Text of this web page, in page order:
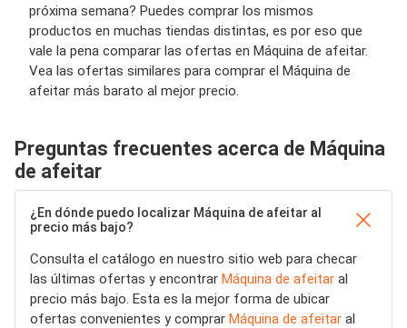
próxima semana? Puedes comprar los mismos
productos en muchas tiendas distintas, es por eso que
vale la pena comparar las ofertas en Máquina de afeitar.
Vea las ofertas similares para comprar el Máquina de
afeitar más barato al mejor precio.
Preguntas frecuentes acerca de Máquina
de afeitar
¿En dónde puedo localizar Máquina de afeitar al
precio más bajo?
Consulta el catálogo en nuestro sitio web para checar
las últimas ofertas y encontrar Máquina de afeitar al
precio más bajo. Esta es la mejor forma de ubicar
ofertas convenientes y comprar Máquina de afeitar al